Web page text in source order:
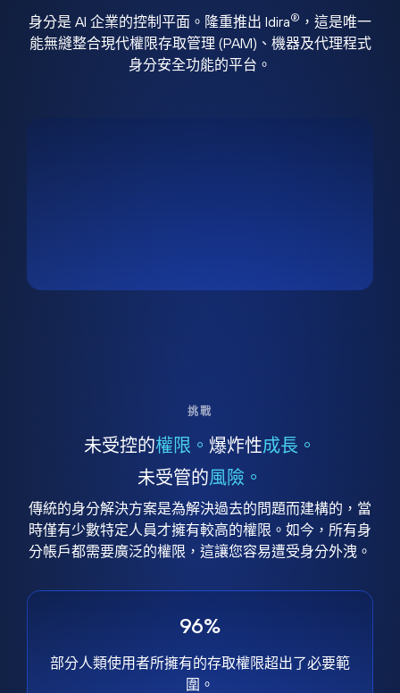
身分是 AI 企業的控制平面。隆重推出 Idira® ，這是唯一
能無縫整合現代權限存取管理 (PAM)、機器及代理程式
身分安全功能的平台。
挑戰
未受控的權限。 爆炸性成長。
未受管的風險。
傳統的身分解決方案是為解決過去的問題而建構的，當
時僅有少數特定人員才擁有較高的權限。如今，所有身
分帳戶都需要廣泛的權限，這讓您容易遭受身分外洩。
96%
部分人類使用者所擁有的存取權限超出了必要範
圍。